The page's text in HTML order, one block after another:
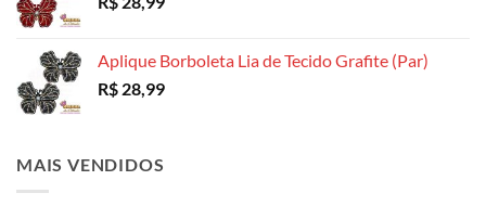
Aplique Borboleta Lia de Tecido Grafite (Par)
R$ 28,99
MAIS VENDIDOS